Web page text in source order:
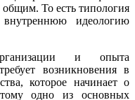
То есть типология
идеологию
и опыта
возникновения в
которое начинает о
одно из основных